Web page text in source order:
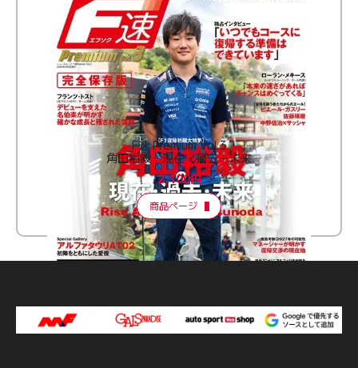
F速 Premium Vol.3
角田裕毅 現在・過去・未来
2,100円
商品ページ